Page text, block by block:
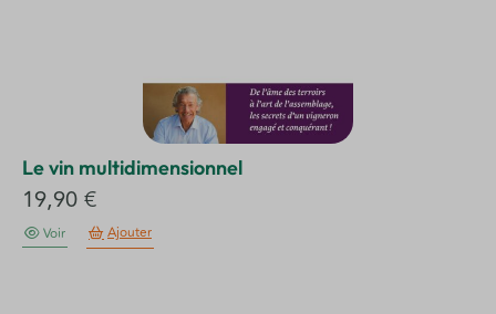
Le vin multidimensionnel
19,90€
Voir Ajouter